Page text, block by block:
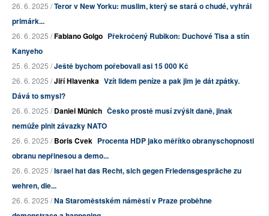
26. 6. 2025 /Teror v New Yorku: muslim, který se stará o chudé, vyhrál
primárk...
26. 6. 2025 /Fabiano Golgo Překročený Rubikon: Duchové Tisa a stín
Kanyeho
25. 6. 2025 /Ještě bychom pořebovali asi 15 000 Kč
26. 6. 2025 /Jiří Hlavenka Vzít lidem peníze a pak jim je dát zpátky.
Dává to smysl?
26. 6. 2025 /Daniel Münich Česko prostě musí zvýšit daně, jinak
nemůže plnit závazky NATO
26. 6. 2025 /Boris Cvek Procenta HDP jako měřítko obranyschopnosti
obranu nepřinesou a demo...
26. 6. 2025 /Israel hat das Recht, sich gegen Friedensgespräche zu
wehren, die...
26. 6. 2025 /Na Staroměstském náměstí v Praze proběhne